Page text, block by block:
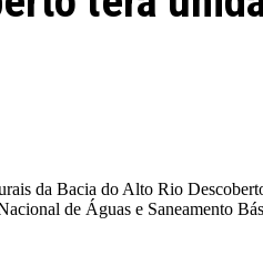
da Bacia do Alto Rio
de Águas e Saneamento